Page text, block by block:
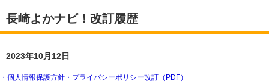
長崎よかナビ！改訂履歴
2023年10月12日
・個人情報保護方針・プライバシーポリシー改訂（PDF）